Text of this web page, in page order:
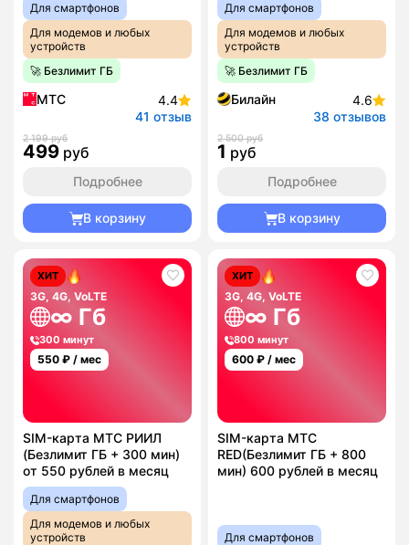
Для смартфонов
Для модемов и любых
устройств
🚀 Безлимит ГБ
МТС
4.4
41 отзыв
2 199 руб
499 руб
Подробнее
В корзину
Для смартфонов
Для модемов и любых
устройств
🚀 Безлимит ГБ
Билайн
4.6
38 отзывов
2 500 руб
1 руб
Подробнее
В корзину
ХИТ
3G, 4G, VoLTE
∞ Гб
300 минут
550 ₽ / мес
SIM-карта МТС РИИЛ
(Безлимит ГБ + 300 мин)
от 550 рублей в месяц
Для смартфонов
Для модемов и любых
устройств
ХИТ
3G, 4G, VoLTE
∞ Гб
800 минут
600 ₽ / мес
SIM-карта МТС
RED(Безлимит ГБ + 800
мин) 600 рублей в месяц
Для смартфонов